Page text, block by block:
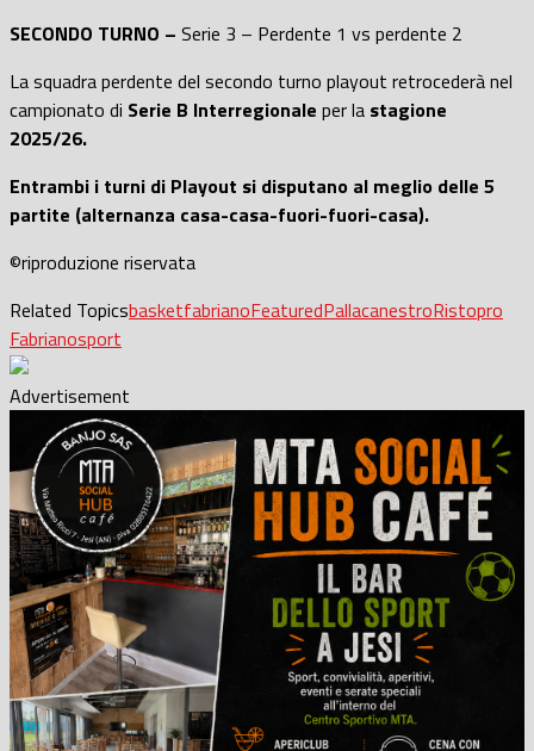
SECONDO TURNO – Serie 3 – Perdente 1 vs perdente 2
La squadra perdente del secondo turno playout retrocederà nel
campionato di Serie B Interregionale per la stagione
2025/26.
Entrambi i turni di Playout si disputano al meglio delle 5
partite (alternanza casa-casa-fuori-fuori-casa).
©riproduzione riservata
Related TopicsbasketfabrianoFeaturedPallacanestroRistopro
Fabrianosport
Advertisement